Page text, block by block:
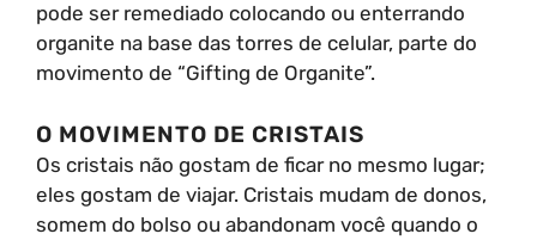
pode ser remediado colocando ou enterrando
organite na base das torres de celular, parte do
movimento de “Gifting de Organite”.
O MOVIMENTO DE CRISTAIS
Os cristais não gostam de ficar no mesmo lugar;
eles gostam de viajar. Cristais mudam de donos,
somem do bolso ou abandonam você quando o